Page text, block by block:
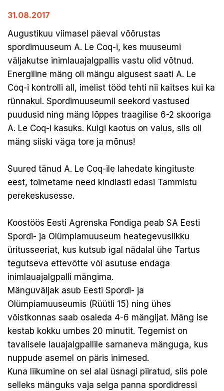
31.08.2017
Augustikuu viimasel päeval võõrustas
spordimuuseum A. Le Coq-i, kes muuseumi
väljakutse inimlauajalgpallis vastu olid võtnud.
Energiline mäng oli mängu algusest saati A. Le
Coq-i kontrolli all, imelist tööd tehti nii kaitses kui ka
rünnakul. Spordimuuseumil seekord vastused
puudusid ning mäng lõppes traagilise 6-2 skooriga
A. Le Coq-i kasuks. Kuigi kaotus on valus, siis oli
mäng siiski väga tore ja mõnus!
Suured tänud A. Le Coq-ile lahedate kingituste
eest, toimetame need kindlasti edasi Tammistu
perekeskusesse.
Koostöös Eesti Agrenska Fondiga peab SA Eesti
Spordi- ja Olümpiamuuseum heategevuslikku
üritusseeriat, kus kutsub igal nädalal ühe Tartus
tegutseva ettevõtte või asutuse endaga
inimlauajalgpalli mängima.
Mänguväljak asub Eesti Spordi- ja
Olümpiamuuseumis (Rüütli 15) ning ühes
võistkonnas saab osaleda 4-6 mängijat. Mäng ise
kestab kokku umbes 20 minutit. Tegemist on
tavalisele lauajalgpallile sarnaneva mänguga, kus
nuppude asemel on päris inimesed.
Kuna liikumine on sel alal üsnagi piiratud, siis pole
selleks mänguks vaja selga panna spordidressi